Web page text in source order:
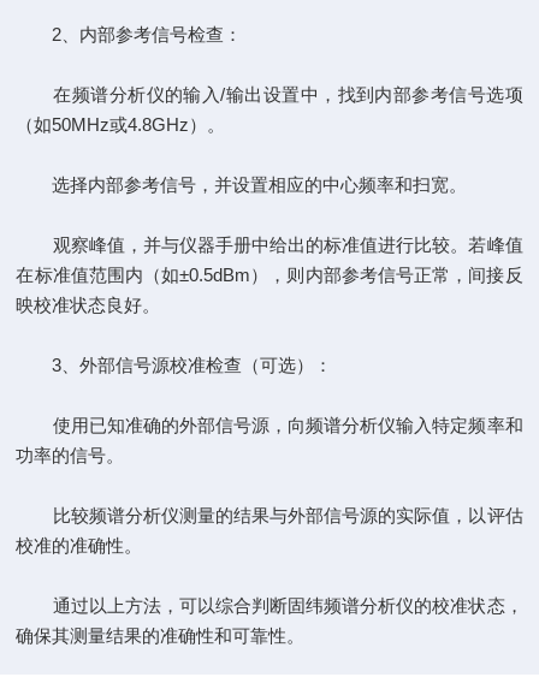
‌2、内部参考信号检查‌：
在频谱分析仪的输入/输出设置中，找到内部参考信号选项
（如50MHz或4.8GHz）。
选择内部参考信号，并设置相应的中心频率和扫宽。
观察峰值，并与仪器手册中给出的标准值进行比较。若峰值
在标准值范围内（如±0.5dBm），则内部参考信号正常，间接反
映校准状态良好‌。
‌3、外部信号源校准检查‌（可选）：
使用已知准确的外部信号源，向频谱分析仪输入特定频率和
功率的信号。
比较频谱分析仪测量的结果与外部信号源的实际值，以评估
校准的准确性。
通过以上方法，可以综合判断固纬频谱分析仪的校准状态，
确保其测量结果的准确性和可靠性。